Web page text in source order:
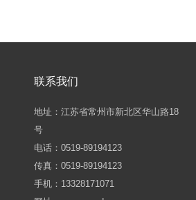
联系我们
地址：江苏省常州市新北区华山路18
号
电话：0519-89194123
传真：0519-89194123
手机：13328171071